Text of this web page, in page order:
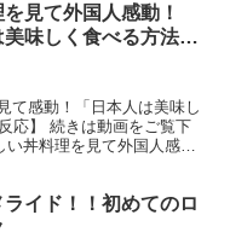
見て外国人感動！
美味しく食べる方法を
て感動！「日本人は美味し
応】 続きは動画をご覧下
い丼料理を見て外国人感
イド！！初めてのロ